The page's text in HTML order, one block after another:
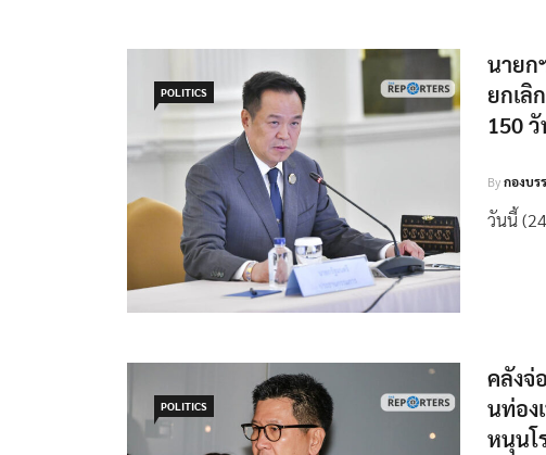
POLITICS
นายก
ยกเลิ
150
Byกองบร
วันนี้
POLITICS
คลังจ่
นท่อง
หนุนโ